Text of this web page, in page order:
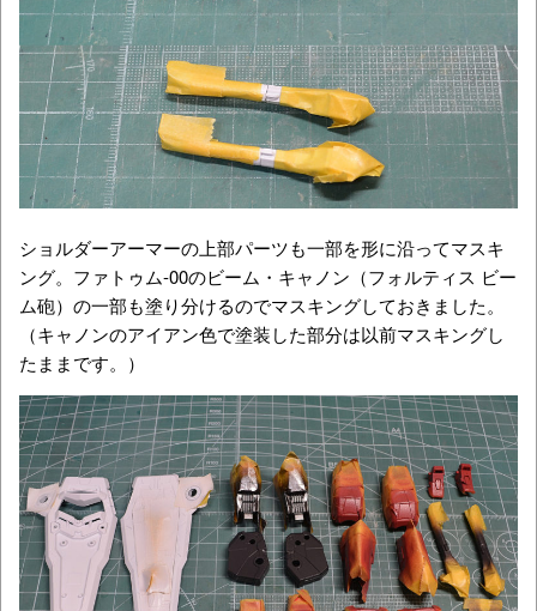
ショルダーアーマーの上部パーツも一部を形に沿ってマスキ
ング。ファトゥム-00のビーム・キャノン（フォルティス ビー
ム砲）の一部も塗り分けるのでマスキングしておきました。
（キャノンのアイアン色で塗装した部分は以前マスキングし
たままです。）